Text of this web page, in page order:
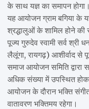
के साथ यज्ञ का समापन होगा।
यह आयोजन ग्राम बगिया के
श्रद्धालुओं के शामिल होने की
पूज्य गुरुदेव स्वामी सर्व श्री
लैलूंगा, रायगढ़) आशीर्वाद से
समाज आयोजन समिति
अधिक संख्या में उपस्थित
आयोजन के दौरान भक्ति
वातावरण भक्तिमय रहेगा।